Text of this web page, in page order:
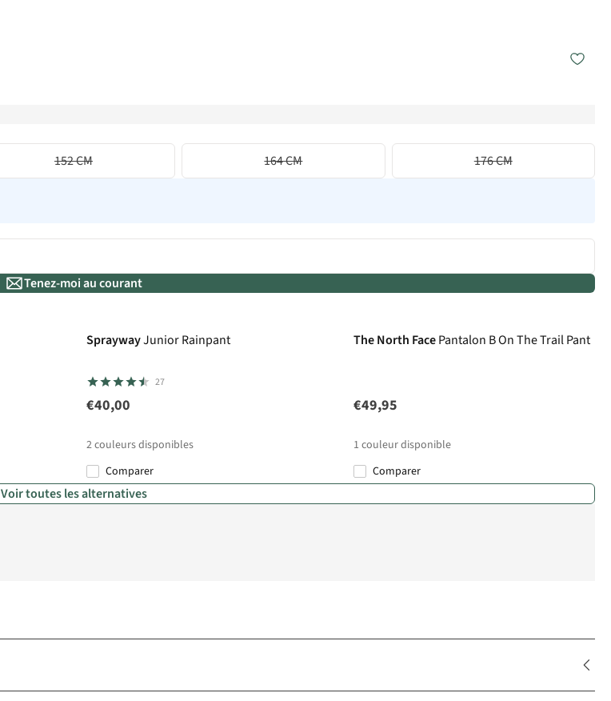
152 CM 164 CM 176 CM
Tenez-moi au courant
SpraywayJunior Rainpant
27
€40,00
2couleurs disponibles
%
Comparer
The North FacePantalon B On The Trail Pant
€49,95
1 couleur disponible
Comparer
Voir toutes les alternatives